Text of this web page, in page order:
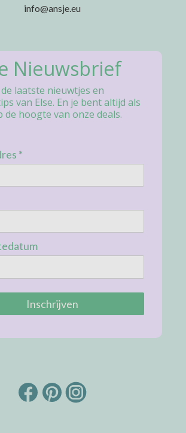
info@ansje.eu
Nieuwsbrief
laatste nieuwtjes en
van Else. En je bent altijd als
de hoogte van onze deals.
*
Inschrijven